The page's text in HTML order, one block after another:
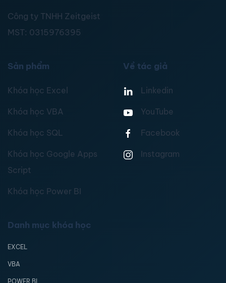
Công ty TNHH Zeitgeist
MST: 0315976395
Sản phẩm
Khóa học Excel
Khóa học VBA
Khóa học SQL
Khóa học Google Apps
Script
Khóa học Power BI
Về tác giả
Linkedin
YouTube
Facebook
Instagram
Danh mục khóa học
EXCEL
VBA
POWER BI